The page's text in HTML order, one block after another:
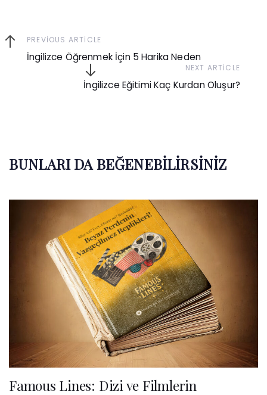
Previous
Article
PREVIOUS ARTICLE
İngilizce Öğrenmek İçin 5 Harika Neden
Next
Article
NEXT ARTICLE
İngilizce Eğitimi Kaç Kurdan Oluşur?
BUNLARI DA BEĞENEBILIRSINIZ
Famous Lines: Dizi ve Filmlerin